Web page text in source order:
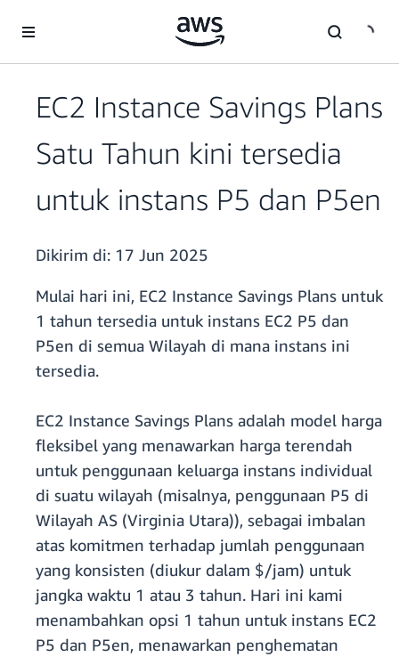
EC2 Instance Savings Plans
Satu Tahun kini tersedia
untuk instans P5 dan P5en
Dikirim di: 17 Jun 2025
Mulai hari ini, EC2 Instance Savings Plans untuk
1 tahun tersedia untuk instans EC2 P5 dan
P5en di semua Wilayah di mana instans ini
tersedia.
EC2 Instance Savings Plans adalah model harga
fleksibel yang menawarkan harga terendah
untuk penggunaan keluarga instans individual
di suatu wilayah (misalnya, penggunaan P5 di
Wilayah AS (Virginia Utara)), sebagai imbalan
atas komitmen terhadap jumlah penggunaan
yang konsisten (diukur dalam $/jam) untuk
jangka waktu 1 atau 3 tahun. Hari ini kami
menambahkan opsi 1 tahun untuk instans EC2
P5 dan P5en, menawarkan penghematan